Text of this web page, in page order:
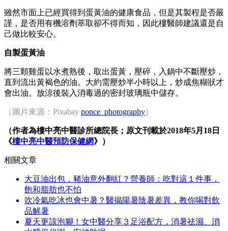
雖然市面上已經買得到蛋黃油的健康食品，但是其製程是否嚴
謹，是否用有機溶劑萃取卻不得而知，因此樓醫師建議還是自
己做比較安心。
自製蛋黃油
將三顆雞蛋以水煮熟後，取出蛋黃，壓碎，入鍋中不斷壓炒，
直到流出黃褐色的油。大約需壓炒半小時以上，炒成焦糊狀才
會出油。放涼後裝入消毒過的密封玻璃瓶中儲存。
（圖片來源：Pixabay ponce_photography）
（作者為樓中亮中醫診所總院長；原文刊載於2018年5月18日
《樓中亮中醫預防保健網》）
相關文章
大豆油出包，豬油意外翻紅？營養師：吃對這１件事，
飽和脂肪也不怕
吹冷氣吃冰也會中暑？醫揭陽暑陰暑差異，教你喝對飲
品解暑
夏天更該泡腳！女中醫分享３足浴配方，消暑祛濕、消